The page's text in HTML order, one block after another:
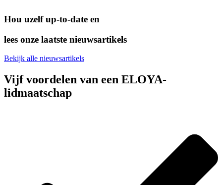
Hou uzelf up-to-date en
lees onze laatste nieuwsartikels
Bekijk alle nieuwsartikels
Vijf voordelen van een ELOYA-
lidmaatschap